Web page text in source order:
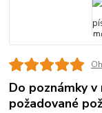
Do poznámky
požadované